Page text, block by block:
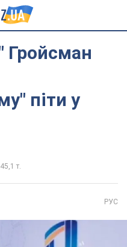
Гройсман
піти у
45,1 т.
РУС